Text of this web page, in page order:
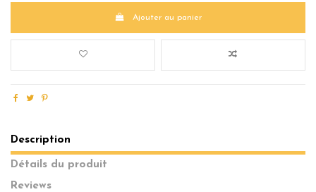
Ajouter au panier
Description
Détails du produit
Reviews